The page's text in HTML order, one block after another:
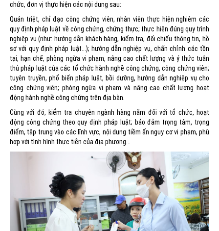
chức, đơn vị thực hiện các nội dung sau:
Quán triệt, chỉ đạo công chứng viên, nhân viên thực hiện nghiêm các
quy định pháp luật về công chứng, chứng thực; thực hiện đúng quy trình
nghiệp vụ (như: hướng dẫn khách hàng, kiểm tra, đối chiếu thông tin, hồ
sơ với quy định pháp luật...); hướng dẫn nghiệp vụ, chấn chỉnh các tồn
tại, hạn chế, phòng ngừa vi phạm, nâng cao chất lượng và ý thức tuân
thủ pháp luật của các tổ chức hành nghề công chứng, công chứng viên;
tuyên truyền, phổ biến pháp luật, bồi dưỡng, hướng dẫn nghiệp vụ cho
công chứng viên; phòng ngừa vi phạm và nâng cao chất lượng hoạt
động hành nghề công chứng trên địa bàn.
Cùng với đó, kiểm tra chuyên ngành hàng năm đối với tổ chức, hoạt
động công chứng theo quy định pháp luật; bảo đảm trọng tâm, trọng
điểm, tập trung vào các lĩnh vực, nội dung tiềm ẩn nguy cơ vi phạm, phù
hợp với tình hình thực tiễn của địa phương…